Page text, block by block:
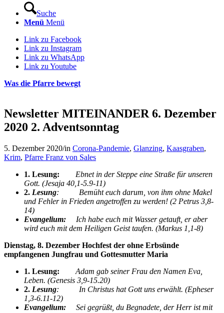
Suche
Menü Menü
Link zu Facebook
Link zu Instagram
Link zu WhatsApp
Link zu Youtube
Was die Pfarre bewegt
Newsletter MITEINANDER 6. Dezember
2020 2. Adventsonntag
5. Dezember 2020/in Corona-Pandemie, Glanzing, Kaasgraben,
Krim, Pfarre Franz von Sales
1. Lesung: Ebnet in der Steppe eine Straße für unseren
Gott. (Jesaja 40,1-5.9-11)
2. Lesung: Bemüht euch darum, von ihm ohne Makel
und Fehler in Frieden angetroffen zu werden! (2 Petrus 3,8-
14)
Evangelium: Ich habe euch mit Wasser getauft, er aber
wird euch mit dem Heiligen Geist taufen. (Markus 1,1-8)
Dienstag, 8. Dezember Hochfest der ohne Erbsünde
empfangenen Jungfrau und Gottesmutter Maria
1. Lesung: Adam gab seiner Frau den Namen Eva,
Leben. (Genesis 3,9-15.20)
2. Lesung: In Christus hat Gott uns erwählt. (Epheser
1,3-6.11-12)
Evangelium: Sei gegrüßt, du Begnadete, der Herr ist mit